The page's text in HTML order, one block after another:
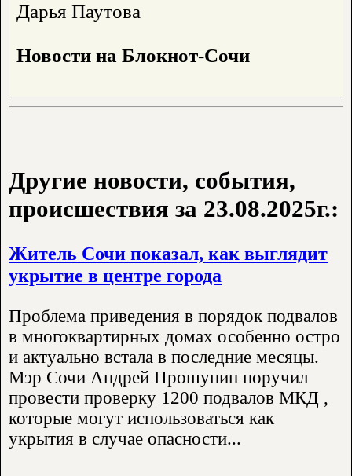
Дарья Паутова
Новости на Блoкнoт-Сочи
Другие новости, события,
происшествия за 23.08.2025г.:
Житель Сочи показал, как выглядит
укрытие в центре города
Проблема приведения в порядок подвалов
в многоквартирных домах особенно остро
и актуально встала в последние месяцы.
Мэр Сочи Андрей Прошунин поручил
провести проверку 1200 подвалов МКД ,
которые могут использоваться как
укрытия в случае опасности...